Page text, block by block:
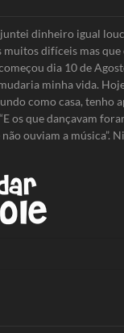
dinheiro igual
muitos difíceis mas
dia 10 de
minha vida.
como casa, tenho
os que dançavam
ouviam a música”.